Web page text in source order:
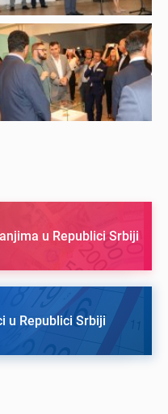
u Republici Srbiji
u Republici Srbiji